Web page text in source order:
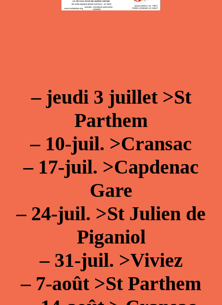
–jeudi 3 juillet >St
Parthem
–10-juil. >Cransac
–17-juil. >Capdenac
Gare
–24-juil. >St Julien de
Piganiol
–31-juil. >Viviez
–7-août >St Parthem